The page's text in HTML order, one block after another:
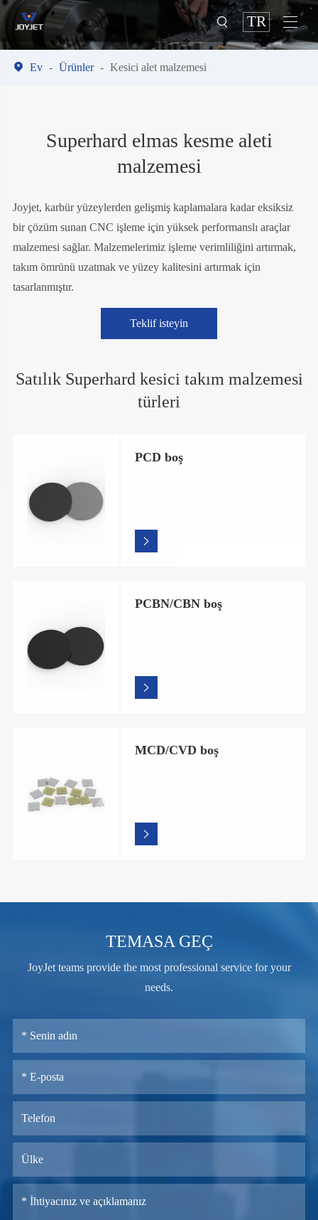
 TR 
 Ev Ürünler Kesici alet malzemesi
Superhard elmas kesme aleti
malzemesi
Joyjet, karbür yüzeylerden gelişmiş kaplamalara kadar eksiksiz
bir çözüm sunan CNC işleme için yüksek performanslı araçlar
malzemesi sağlar. Malzemelerimiz işleme verimliliğini artırmak,
takım ömrünü uzatmak ve yüzey kalitesini artırmak için
tasarlanmıştır.
Teklif isteyin
Satılık Superhard kesici takım malzemesi
türleri
PCD boş

PCBN/CBN boş

MCD/CVD boş

TEMASA GEÇ
JoyJet teams provide the most professional service for your
needs.